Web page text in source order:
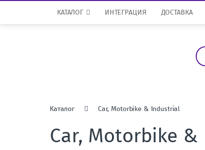
КАТАЛОГ
ИНТЕГРАЦИЯ ДОСТАВКА
И
с
Каталог Car, Motorbike & Industrial
Car, Motorbike